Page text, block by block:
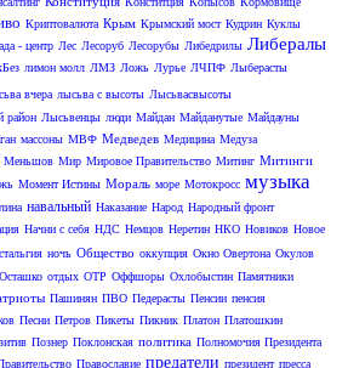
Криптовалюта Крым Крымский мост Кудрин Куклы
- центр Лес Лесоруб Лесорубы Либедрилы Либералы
лимон молл ЛМЗ Ложь Лурье ЛЧПФ Лыберасты
вчера лысьва с высоты Лысьвасвысоты
район Лысьвенцы люди Майдан Майданутые Майдауны
массоны МВФ Медведев Медицина Медуза
Меньшов Мир Мировое Правительство Митинг Митинги
Момент Истины Мораль море Мотокросс музыка
навальный Наказание Народ Народный фронт
Начни с себя НДС Немцов Неретин НКО Новиков Новое
ночь Общество оккупция Окно Овертона Окулов
Осташко отдых ОТР Оффшоры Охлобыстин Памятники
Пашинян ПВО Педерасты Пенсии пенсия
Песни Петров Пикеты Пикник Платон Платошкин
Познер Поклонская политика Полномочия Президента
Православие предатели президент пресса